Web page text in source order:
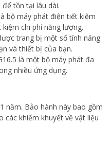
tồn tại lâu dài.
bộ máy phát điện tiết kiệm
chi phí năng lượng.
trang bị một số tính năng
và thiết bị của bạn.
là một bộ máy phát đa
nhiều ứng dụng.
năm. Bảo hành này bao gồm
các khiếm khuyết về vật liệu